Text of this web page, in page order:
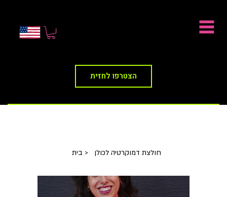
הצטרפו לחזית
בית > חולצת דמוקרטיה לכולן